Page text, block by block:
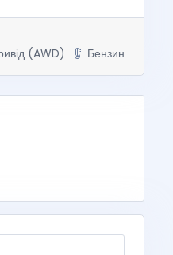
(AWD) Бензин